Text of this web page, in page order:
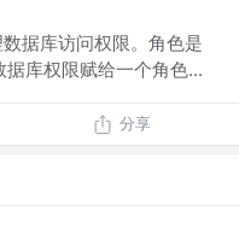
据库访问权限。角色是
库权限赋给一个角色...
分享